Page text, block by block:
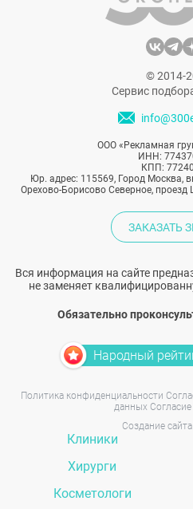
© 2014-
Сервис
ООО «Рекламная
ИНН:
КПП:
Юр. адрес: 115569, Город Москва,
Орехово-Борисово Северное,
ЗАКАЗАТЬ
Вся информация на сайте
не заменяет
Обязательно
Народный
Политика конфиденциальности
данных
Создание
Клиники
Хирурги
Косметологи